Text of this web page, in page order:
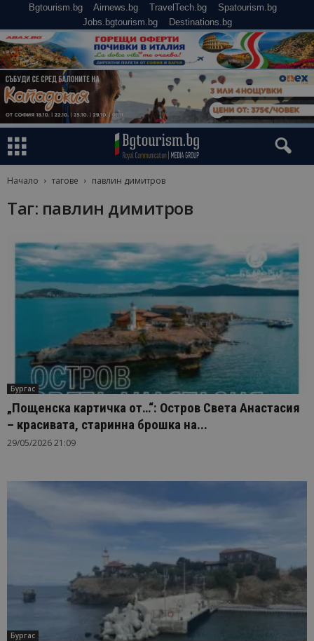
Bgtourism.bg Airnews.bg TravelTech.bg
Spatourism.bg
Jobs.bgtourism.bg
Destinations.bg
Начало тагове павлин димитров
Таг: павлин димитров
Бургас
„Пощенска картичка от…“: Остров Света Анастасия
– красивата, старинна брошка на...
29/05/2026 21:09
Бургас